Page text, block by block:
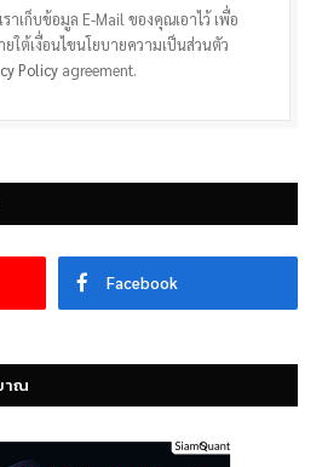
าเก็บข้อมูล E-Mail ของคุณเอาไว้ เพื่อ
ใต้เงื่อนไขนโยบายความเป็นส่วนตัว
Policyagreement.
Facebook
าณ